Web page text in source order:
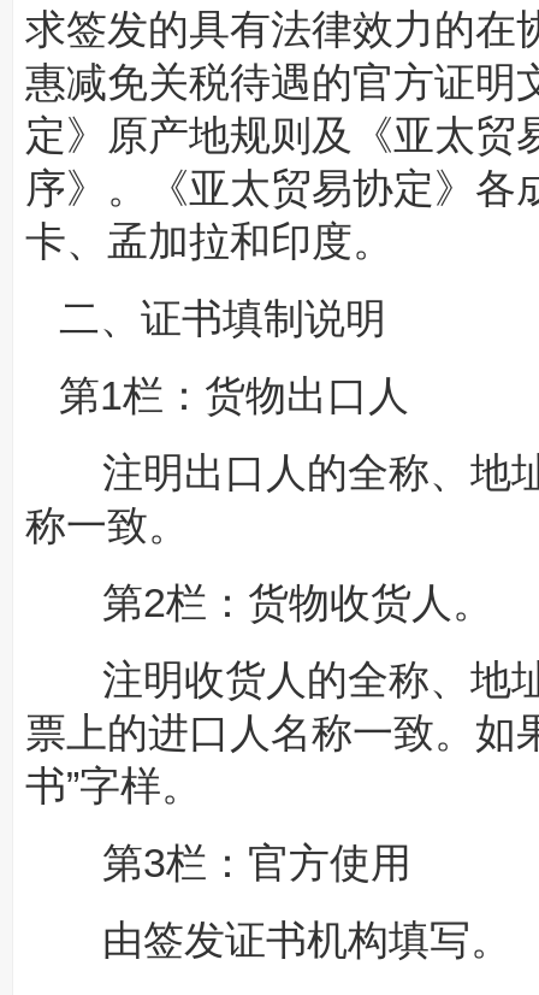
求签发的具有法律效力的在
惠减免关税待遇的官方证明
定》原产地规则及《亚太贸
序》。《亚太贸易协定》各
卡、孟加拉和印度。
二、证书填制说明
第1栏：货物出口人
注明出口人的全称、地
称一致。
第2栏：货物收货人。
注明收货人的全称、地
票上的进口人名称一致。如
书”字样。
第3栏：官方使用
由签发证书机构填写。